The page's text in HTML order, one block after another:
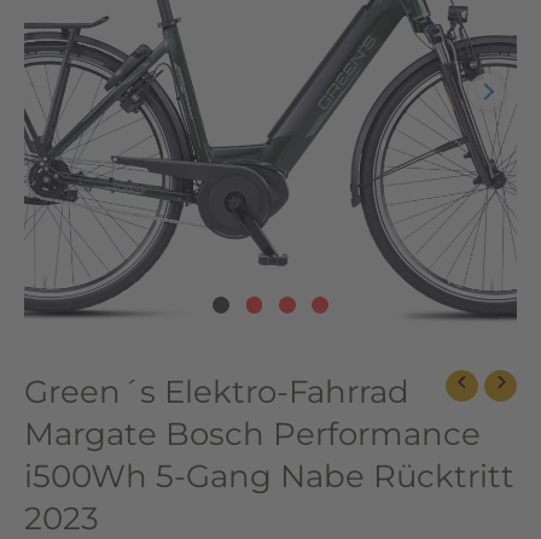
Green´s Elektro-Fahrrad
Margate Bosch Performance
i500Wh 5-Gang Nabe Rücktritt
2023
Performance
i500Wh
5-
Gang
Nabe
Rücktritt
2023
Menge